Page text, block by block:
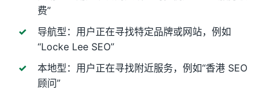
费”
导航型：用户正在寻找特定品牌或网站，例如
“Locke Lee SEO”
本地型：用户正在寻找附近服务，例如“香港 SEO
顾问”